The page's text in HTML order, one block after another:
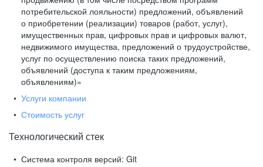
потребительской лояльности) предложений, объявлений
о приобретении (реализации) товаров (работ, услуг),
имущественных прав, цифровых прав и цифровых валют,
недвижимого имущества, предложений о трудоустройстве,
услуг по осуществлению поиска таких предложений,
объявлений (доступа к таким предложениям,
объявлениям)»
Услуги компании
Стоимость услуг
Технологический стек
Система контроля версий: Git